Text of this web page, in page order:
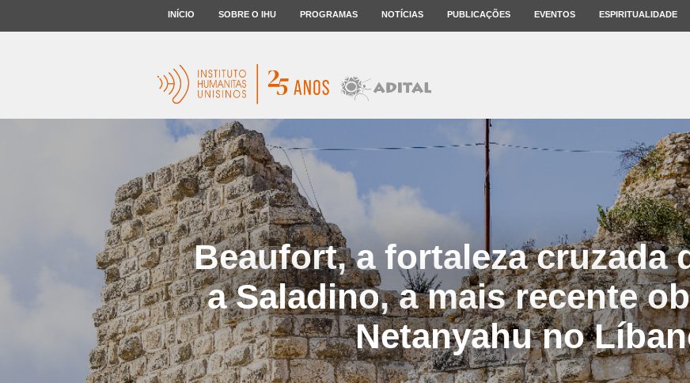
INÍCIO SOBRE O IHU PROGRAMAS NOTÍCIAS PUBLICAÇÕES EVENTOS ESPIRITUALIDADE
Beaufort, a fortaleza cruzada
a Saladino, a mais recente
Netanyahu no